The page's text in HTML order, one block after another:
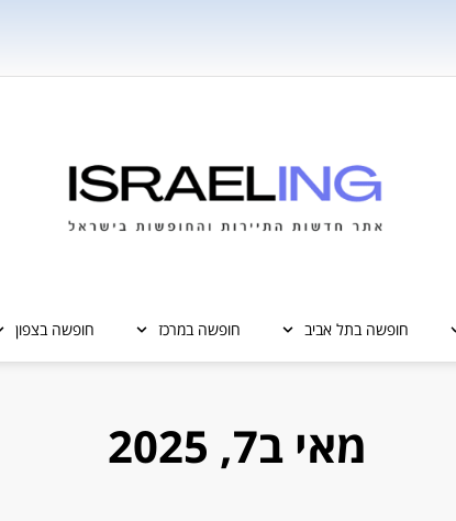
חופשה בתל אביב חופשה במרכז חופשה בצפון
מאי ב7, 2025